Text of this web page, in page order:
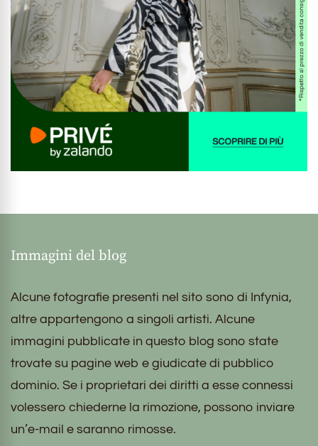
Immagini del blog
Alcune fotografie presenti nel sito sono di Infynia,
altre appartengono a singoli artisti. Alcune
immagini pubblicate in questo blog sono state
trovate su pagine web e giudicate di pubblico
dominio. Se i proprietari dei diritti a esse connessi
volessero chiederne la rimozione, possono inviare
un’e-mail e saranno rimosse.